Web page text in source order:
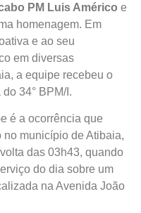
PM Luis Américo e
homenagem. Em
e ao seu
em diversas
a equipe recebeu o
34° BPM/I.
é a ocorrência que
município de Atibaia,
das 03h43, quando
do dia sobre um
na Avenida João